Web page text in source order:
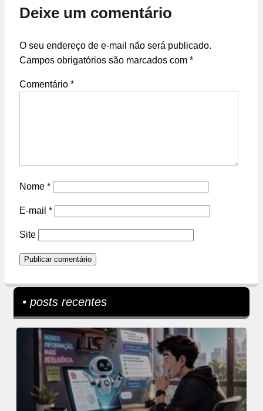
Deixe um comentário
O seu endereço de e-mail não será publicado.
Campos obrigatórios são marcados com *
Comentário *
Nome *
E-mail *
Site
• posts recentes